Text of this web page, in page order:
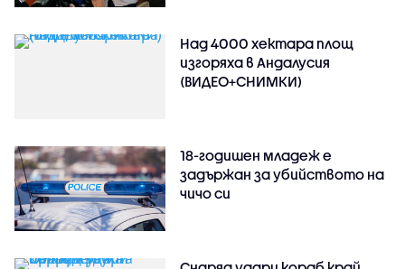
Над 4000 хектара площ
изгоряха в Андалусия
(ВИДЕО+СНИМКИ)
18-годишен младеж е
задържан за убийството на
чичо си